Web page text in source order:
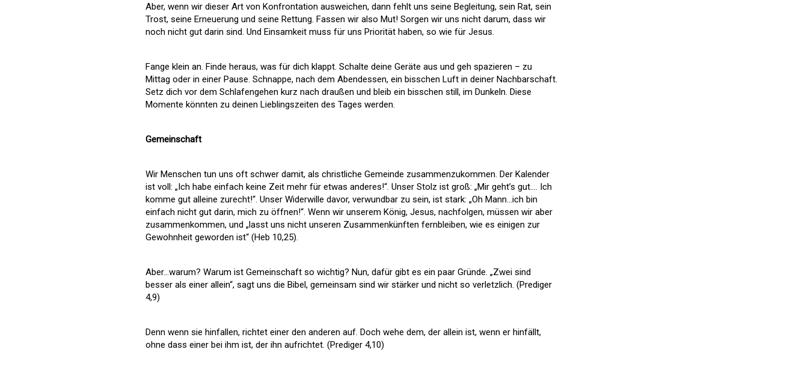
Aber, wenn wir dieser Art von Konfrontation ausweichen, dann fehlt uns seine Begleitung, sein Rat, sein
Trost, seine Erneuerung und seine Rettung. Fassen wir also Mut! Sorgen wir uns nicht darum, dass wir
noch nicht gut darin sind. Und Einsamkeit muss für uns Priorität haben, so wie für Jesus.
Fange klein an. Finde heraus, was für dich klappt. Schalte deine Geräte aus und geh spazieren – zu
Mittag oder in einer Pause. Schnappe, nach dem Abendessen, ein bisschen Luft in deiner Nachbarschaft.
Setz dich vor dem Schlafengehen kurz nach draußen und bleib ein bisschen still, im Dunkeln. Diese
Momente könnten zu deinen Lieblingszeiten des Tages werden.
Gemeinschaft
Wir Menschen tun uns oft schwer damit, als christliche Gemeinde zusammenzukommen. Der Kalender
ist voll: „Ich habe einfach keine Zeit mehr für etwas anderes!“. Unser Stolz ist groß: „Mir geht’s gut…. Ich
komme gut alleine zurecht!“. Unser Widerwille davor, verwundbar zu sein, ist stark: „Oh Mann…ich bin
einfach nicht gut darin, mich zu öffnen!“. Wenn wir unserem König, Jesus, nachfolgen, müssen wir aber
zusammenkommen, und „lasst uns nicht unseren Zusammenkünften fernbleiben, wie es einigen zur
Gewohnheit geworden ist“ (Heb 10,25).
Aber…warum? Warum ist Gemeinschaft so wichtig? Nun, dafür gibt es ein paar Gründe. „Zwei sind
besser als einer allein“, sagt uns die Bibel, gemeinsam sind wir stärker und nicht so verletzlich. (Prediger
4,9)
Denn wenn sie hinfallen, richtet einer den anderen auf. Doch wehe dem, der allein ist, wenn er hinfällt,
ohne dass einer bei ihm ist, der ihn aufrichtet. (Prediger 4,10)